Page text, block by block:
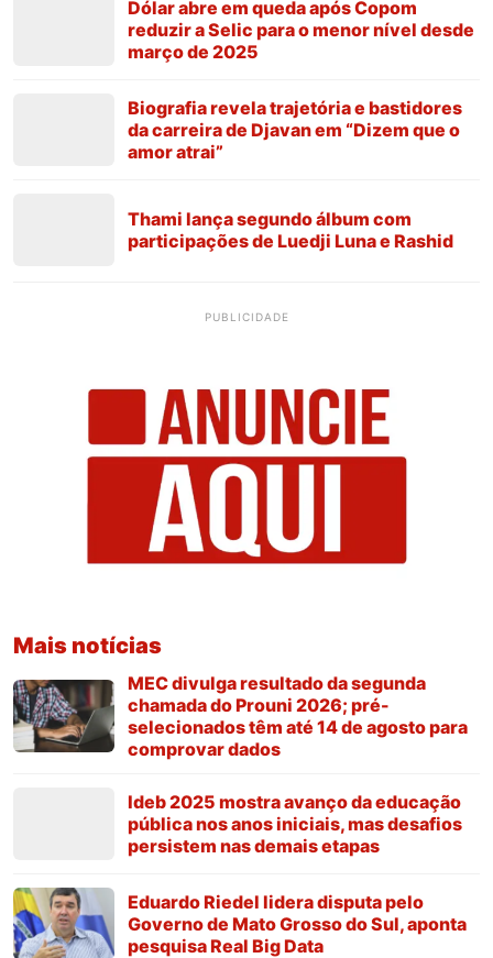
Dólar abre em queda após Copom
reduzir a Selic para o menor nível desde
março de 2025
Biografia revela trajetória e bastidores
da carreira de Djavan em “Dizem que o
amor atrai”
Thami lança segundo álbum com
participações de Luedji Luna e Rashid
PUBLICIDADE
Mais notícias
MEC divulga resultado da segunda
chamada do Prouni 2026; pré-
selecionados têm até 14 de agosto para
comprovar dados
Ideb 2025 mostra avanço da educação
pública nos anos iniciais, mas desafios
persistem nas demais etapas
Eduardo Riedel lidera disputa pelo
Governo de Mato Grosso do Sul, aponta
pesquisa Real Big Data